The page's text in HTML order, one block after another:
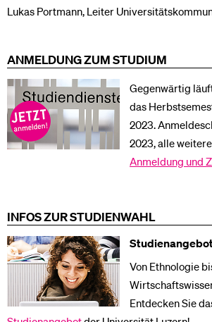
Lukas Portmann, Leiter
ANMELDUNG ZUM STUDIUM
Gegenwärtig
das
2023.
2023, alle
Anmeldung und
INFOS ZUR STUDIENWAHL
Von Ethnologie
Entdecken Sie